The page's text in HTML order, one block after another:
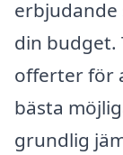
erbjudande
din budget.
offerter för
bästa
grundlig